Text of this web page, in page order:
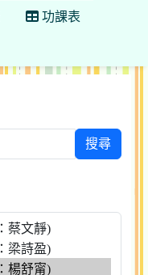
功課表
搜尋